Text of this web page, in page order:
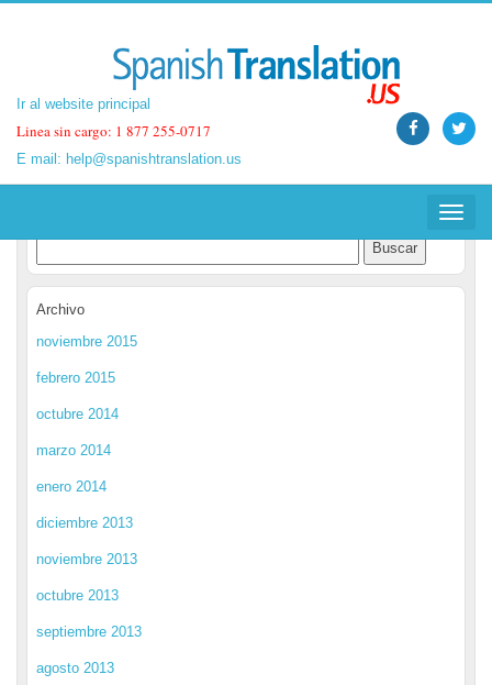
Ir al website principal
Linea sin cargo: 1 877 255-0717
E mail: help@spanishtranslation.us
Toggle
Ir al website principal
Linea sin cargo: 1 877 255-0717
E mail: help@spanishtranslation.us
Toggle
Spanish Translation Blog
Archivo
noviembre 2015
febrero 2015
octubre 2014
marzo 2014
enero 2014
diciembre 2013
noviembre 2013
octubre 2013
septiembre 2013
agosto 2013